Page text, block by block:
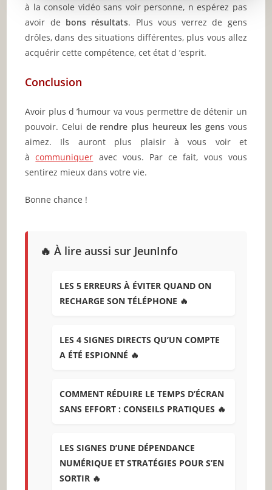
à la console vidéo sans voir personne, n espérez pas
avoir de bons résultats. Plus vous verrez de gens
drôles, dans des situations différentes, plus vous allez
acquérir cette compétence, cet état d ’esprit.
Conclusion
Avoir plus d ’humour va vous permettre de détenir un
pouvoir. Celui de rendre plus heureux les gens vous
aimez. Ils auront plus plaisir à vous voir et
àcommuniquer avec vous. Par ce fait, vous vous
sentirez mieux dans votre vie.
Bonne chance !
🔥 À lire aussi sur JeunInfo
LES 5 ERREURS À ÉVITER QUAND ON
RECHARGE SON TÉLÉPHONE 🔥
LES 4 SIGNES DIRECTS QU’UN COMPTE
A ÉTÉ ESPIONNÉ 🔥
COMMENT RÉDUIRE LE TEMPS D’ÉCRAN
SANS EFFORT : CONSEILS PRATIQUES 🔥
LES SIGNES D’UNE DÉPENDANCE
NUMÉRIQUE ET STRATÉGIES POUR S’EN
SORTIR 🔥